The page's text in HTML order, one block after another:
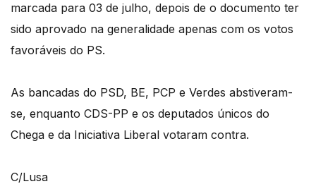
marcada para 03 de julho, depois de o documento ter
sido aprovado na generalidade apenas com os votos
favoráveis do PS.
As bancadas do PSD, BE, PCP e Verdes abstiveram-
se, enquanto CDS-PP e os deputados únicos do
Chega e da Iniciativa Liberal votaram contra.
C/Lusa